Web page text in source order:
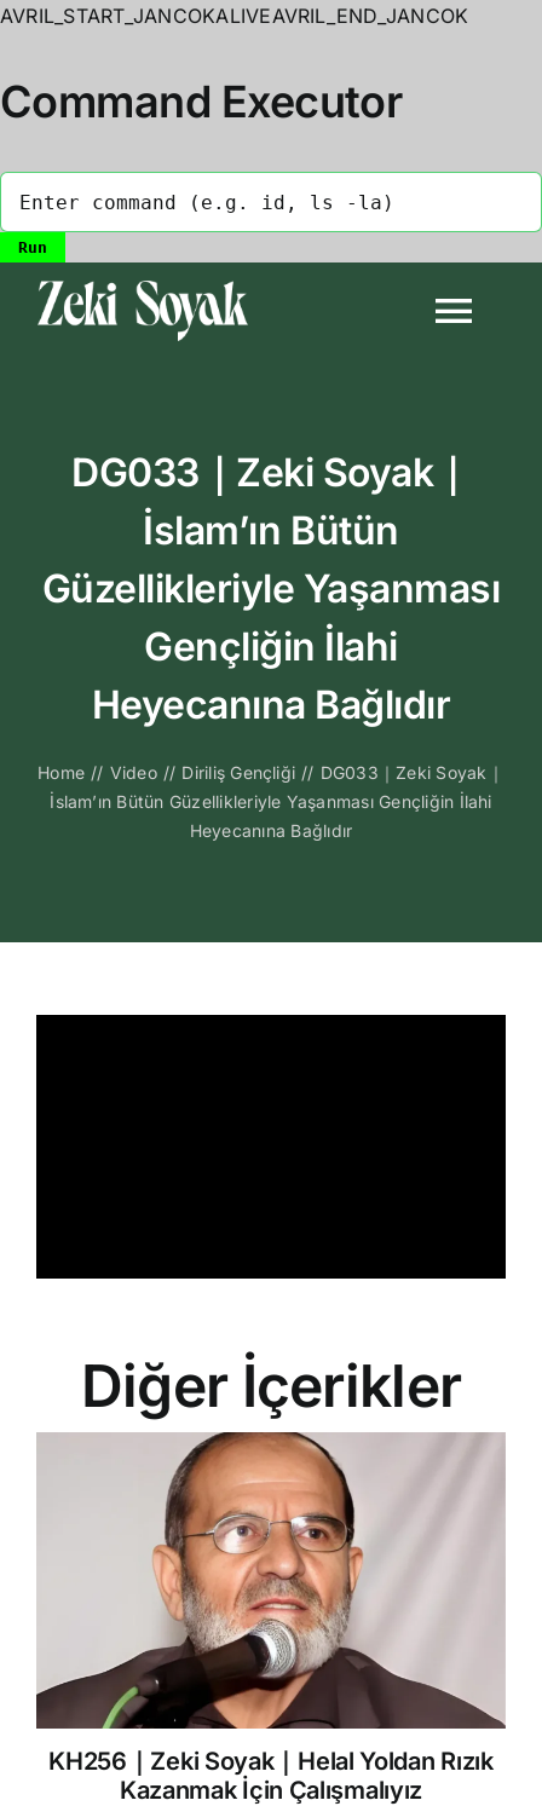
AVRIL_START_JANCOKALIVEAVRIL_END_JANCOK
Command Executor
Biyografi
Sesli
Medya
DG033｜Zeki Soyak｜
İslam’ın Bütün
Güzellikleriyle Yaşanması
Gençliğin İlahi
Heyecanına Bağlıdır
Home // Video // Diriliş Gençliği // DG033｜Zeki Soyak｜
İslam’ın Bütün Güzellikleriyle Yaşanması Gençliğin İlahi
Heyecanına Bağlıdır
Diğer İçerikler
KH256｜Zeki Soyak｜Helal Yoldan Rızık
Kazanmak İçin Çalışmalıyız